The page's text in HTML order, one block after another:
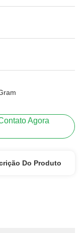
Agora
Do Produto